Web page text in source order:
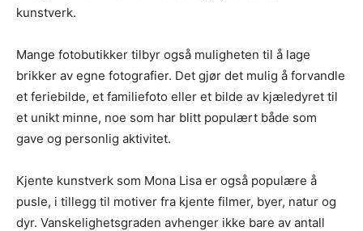
kunstverk.
Mange fotobutikker tilbyr også muligheten til å lage
brikker av egne fotografier. Det gjør det mulig å forvandle
et feriebilde, et familiefoto eller et bilde av kjæledyret til
et unikt minne, noe som har blitt populært både som
gave og personlig aktivitet.
Kjente kunstverk som Mona Lisa er også populære å
pusle, i tillegg til motiver fra kjente filmer, byer, natur og
dyr. Vanskelighetsgraden avhenger ikke bare av antall